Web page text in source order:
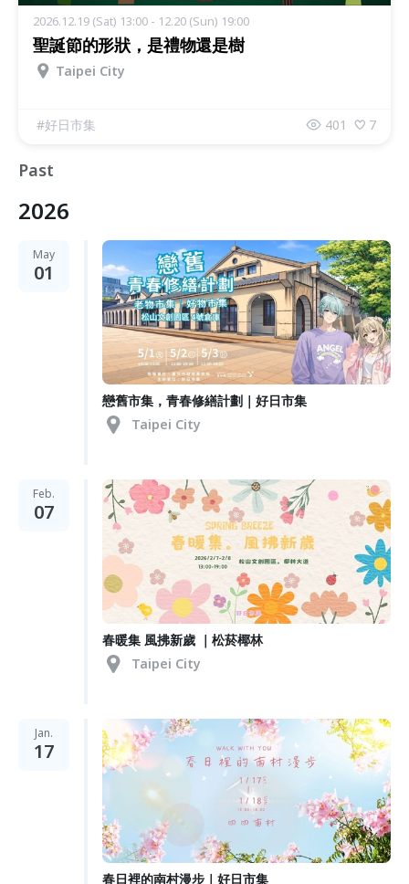
2026.12.19 (Sat) 13:00 - 12.20 (Sun) 19:00
聖誕節的形狀，是禮物還是樹
Taipei City
#好日市集 401 7
Past
2026
May
01
戀舊市集，青春修繕計劃｜好日市集
Taipei City
Feb.
07
春暖集 風拂新歲 ｜松菸椰林
Taipei City
Jan.
17
春日裡的南村漫步｜好日市集